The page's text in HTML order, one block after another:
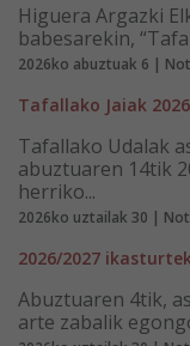
Higuera Argazki
babesarekin,
2026ko abuztuak 6 |
Tafallako Jaiak
Tafallako Udalak
abuztuaren 14tik
herriko...
2026ko uztailak 30 |
2026/2027
Abuztuaren 4tik,
arte zabalik